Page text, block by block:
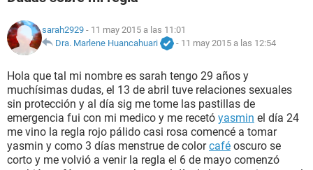
NUTRICIÓN
BIENESTAR
SEXUALIDAD
GLOSARIO
sarah2929 - 11 may 2015 a las 11:01
Dra. Marlene Huancahuari
- 11 may 2015 a las 12:54
Hola que tal mi nombre es sarah tengo 29 años y
muchísimas dudas, el 13 de abril tuve relaciones sexuales
sin protección y al día sig me tome las pastillas de
emergencia fui con mi medico y me recetó yasmin el día 24
me vino la regla rojo pálido casi rosa comencé a tomar
yasmin y como 3 días menstrue de colorcafé oscuro se
corto y me volvió a venir la regla el 6 de mayo comenzó